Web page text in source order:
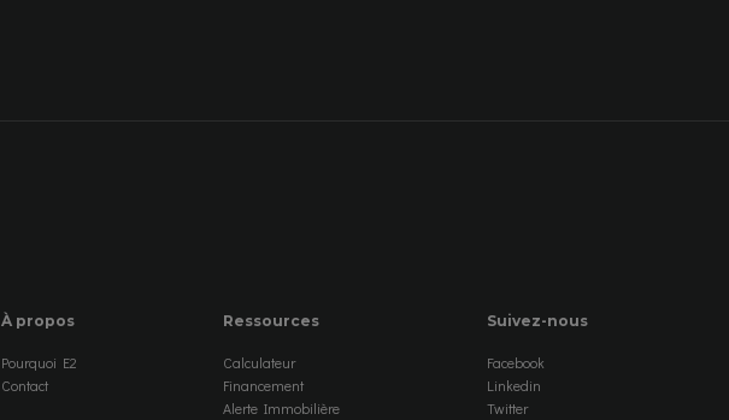
À propos
Pourquoi E2
Contact
Ressources
Calculateur
Financement
Alerte Immobilière
Suivez-nous
Facebook
Linkedin
Twitter